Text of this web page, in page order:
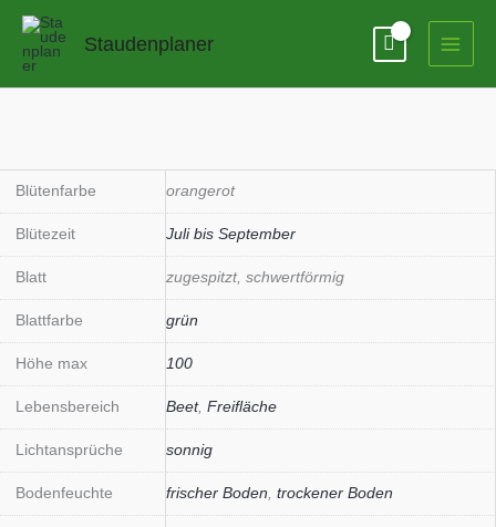
Zum
springen
Staudenplaner
Blütenfarbe orangerot
Blütezeit Juli bis September
Blatt zugespitzt, schwertförmig
Blattfarbe grün
Höhe max 100
Lebensbereich Beet, Freifläche
Lichtansprüche sonnig
Bodenfeuchte frischer Boden trockener Boden